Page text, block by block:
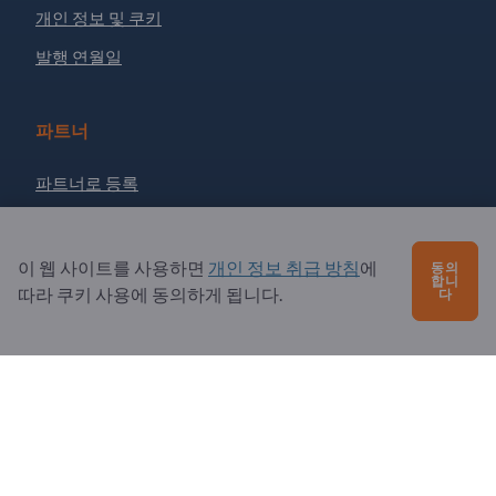
개인 정보 및 쿠키
발행 연월일
파트너
파트너로 등록
문의?
이 웹 사이트를 사용하면 개인 정보 취급 방침에
따라 쿠키 사용에 동의하게 됩니다.
동의
합니
다